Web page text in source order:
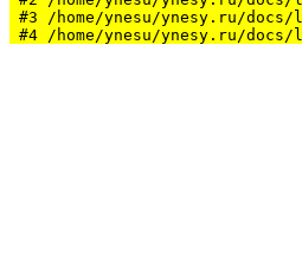
#3 /home/ynesu/ynesy.ru/
#4 /home/ynesu/ynesy.ru/